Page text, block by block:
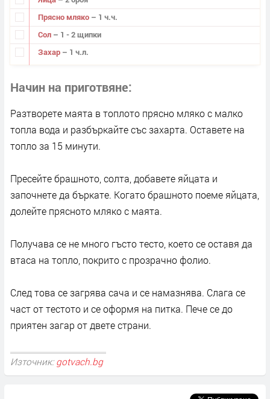
Прясно мляко – 1 ч.ч.
Сол – 1 - 2 щипки
Захар – 1 ч.л.
Начин на приготвяне
Разтворете маята в топлото прясно мляко с малко
топла вода и разбъркайте със захарта. Оставете на
топло за 15 минути.
Пресейте брашното, солта, добавете яйцата и
започнете да бъркате. Когато брашното поеме яйцата,
долейте прясното мляко с маята.
Получава се не много гъсто тесто, което се оставя да
втаса на топло, покрито с прозрачно фолио.
След това се загрява сача и се намазнява. Слага се
част от тестото и се оформя на питка. Пече се до
приятен загар от двете страни.
Източник: gotvach.bg